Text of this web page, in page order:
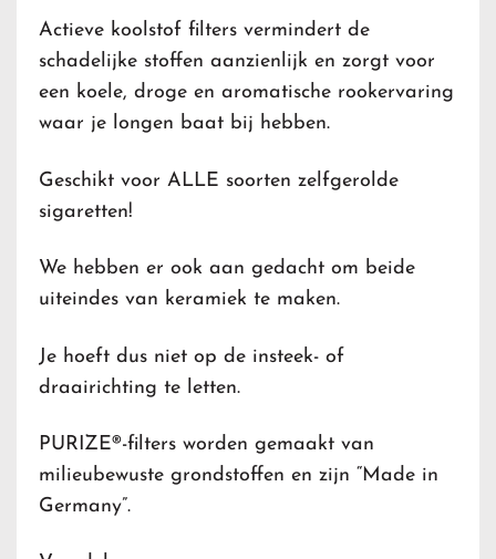
Actieve koolstof filters vermindert de
schadelijke stoffen aanzienlijk en zorgt voor
een koele, droge en aromatische rookervaring
waar je longen baat bij hebben.
Geschikt voor ALLE soorten zelfgerolde
sigaretten!
We hebben er ook aan gedacht om beide
uiteindes van keramiek te maken.
Je hoeft dus niet op de insteek- of
draairichting te letten.
PURIZE®-filters worden gemaakt van
milieubewuste grondstoffen en zijn “Made in
Germany”.